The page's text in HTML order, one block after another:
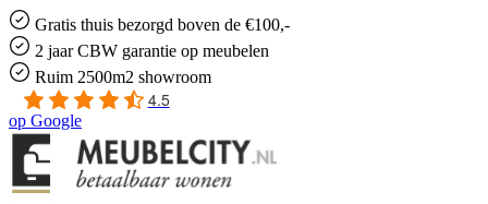
Gratis thuis bezorgd boven de €100,-
2 jaar CBW garantie op meubelen
Ruim 2500m2 showroom
4.5
op Google